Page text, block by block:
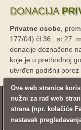
Ove web stranice
nužni za rad web
strana (npr. kolačiće
nastavak
DONACIJA
Privatne osobe,
177/04) čl.36., st.27.
donacije doznačene
koje je u prethodnoj
utvrđen godišnji
© 2008 - 2021. Udruga
Pretraživanje
Kontakt
Izrada web stranica: